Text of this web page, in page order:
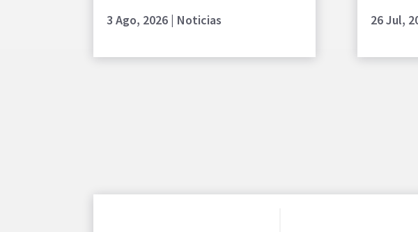
3 Ago, 2026 | Noticias 26 Jul,